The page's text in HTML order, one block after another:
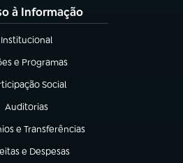
à Informação
Institucional
(abre em nova aba)
e Programas
em nova aba)
Social
em nova aba)
Auditorias
(abre em nova aba)
e Transferências
nova aba)
e Despesas
em nova aba)